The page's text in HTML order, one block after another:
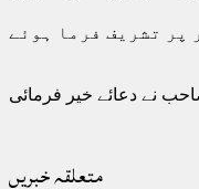
پر تشریف فرما ہوئے
نے دعائے خیر فرمائی
متعلقہ خبریں